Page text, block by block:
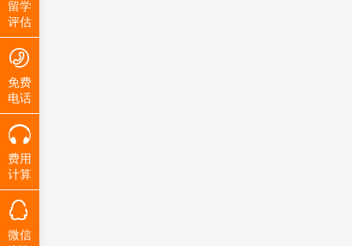
留学
评估
免费
电话
费用
计算
微信